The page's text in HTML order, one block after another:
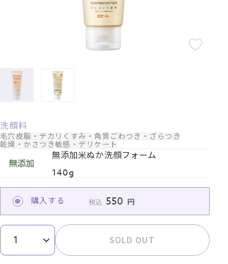
洗顔料
毛穴 皮脂・テカリ くすみ・角質 ごわつき・ざらつき
乾燥・かさつき敏感・デリケート
無添加米ぬか洗顔フォーム
140g
購入する 税込 550
SOLD OUT